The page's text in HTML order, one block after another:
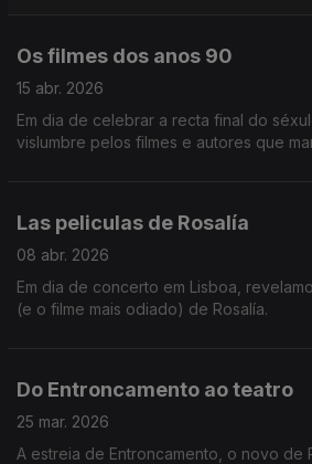
Os filmes dos anos 90
15 abr. 2026
Em dia de celebrar a recta final do
vislumbre pelos filmes e autores que
Las peliculas de Rosalía
08 abr. 2026
Em dia de concerto em Lisboa,
(e o filme mais odiado) de Rosalía.
Do Entroncamento ao teatro
25 mar. 2026
A estreia de Entroncamento, o novo de